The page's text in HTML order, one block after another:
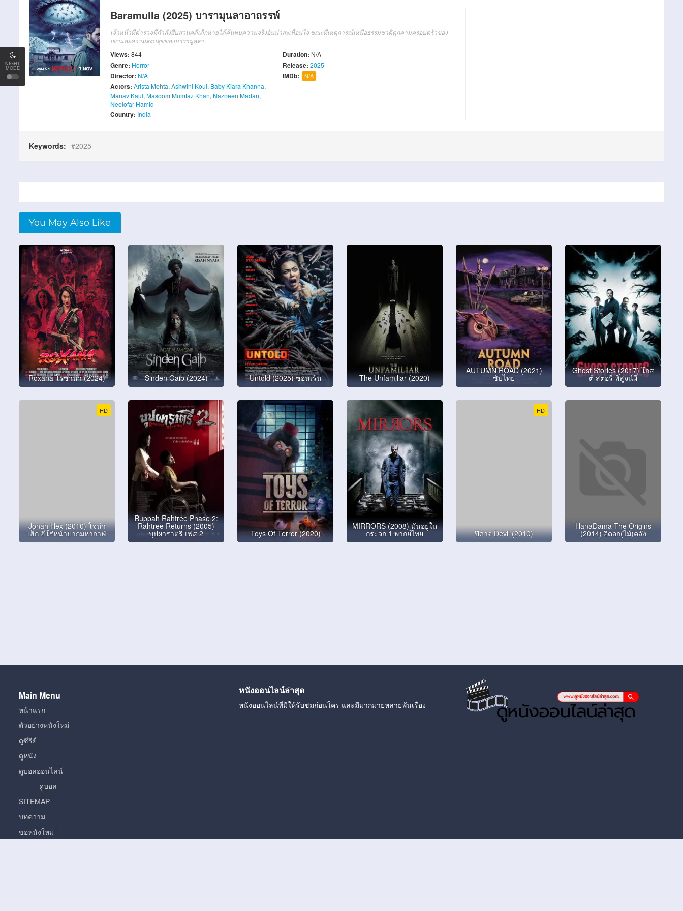
NIGHT
MODE
Baramulla (2025) บารามุนลาอาถรรพ์
เจ้าหน้าที่ตำรวจที่กำลังสืบสวนคดีเด็กหายได้ค้นพบความจริงอันน่าสะเทือนใจ ขณะที่เหตุการณ์เหนือธรรมชาติคุกคามครอบครัวของ
เขาและความสงบสุขของบารามูลลา
Views: 844
Genre: Horror
Director: N/A
Actors: Arista Mehta, Ashwini Koul, Baby Kiara Khanna,
Manav Kaul, Masoom Mumtaz Khan, Nazneen Madan,
Neelofar Hamid
Country: India
Duration: N/A
Release:2025
IMDb: N/A
Keywords: 2025
You May Also Like
Roxana โรซาน่า (2024) Sinden Gaib (2024) Untold (2025) ซ่อนเร้น The Unfamiliar (2020)
AUTUMN ROAD (2021)
ซับไทย
Ghost Stories (2017) โกส
ต์ สตอรี่ พิสูจน์ผี
HD
Jonah Hex (2010) โจน่า
เฮ็ก ฮีโร่หน้าบากมหากาฬ
Buppah Rahtree Phase 2:
Rahtree Returns (2005)
บุปผาราตรี เฟส 2 Toys Of Terror (2020)
MIRRORS (2008) มันอยู่ใน
กระจก 1 พากย์ไทย
HD
ปีศาจ Devil (2010)
HanaDama The Origins
(2014) อิดอก(ไม้)คลั่ง
Main Menu
หน้าแรก
ตัวอย่างหนังใหม่
ดูซีรีย์
ดูหนัง
ดูบอลออนไลน์
ดูบอล
SITEMAP
บทความ
ขอหนังใหม่
หนังออนไลน์ล่าสุด
หนังออนไลน์ที่มีให้รับชมก่อนใคร และมีมากมายหลายพันเรื่อง